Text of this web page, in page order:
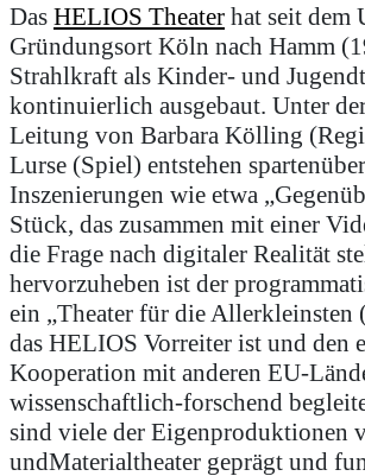
Das HELIOS Theater hat seit dem
Gründungsort Köln nach Hamm
Strahlkraft als Kinder- und
kontinuierlich ausgebaut. Unter
Leitung von Barbara Kölling
Lurse (Spiel) entstehen
Inszenierungen wie etwa
Stück, das zusammen mit einer
die Frage nach digitaler Realität
hervorzuheben ist der
ein „Theater für die Allerkleinsten
das HELIOS Vorreiter ist und den
Kooperation mit anderen EU-
wissenschaftlich-forschend
sind viele der Eigenproduktionen
undMaterialtheater geprägt und